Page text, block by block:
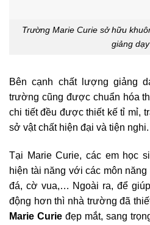
Trường Marie Curie sở hữu
giảng
Bên cạnh chất lượng giảng
trường cũng được chuẩn hóa
chi tiết đều được thiết kế tỉ mỉ,
sở vật chất hiện đại và tiện nghi.
Tại Marie Curie, các em học
hiện tài năng với các môn
đá, cờ vua,… Ngoài ra, để
động hơn thì nhà trường đã
Marie Curieđẹp mắt, sang